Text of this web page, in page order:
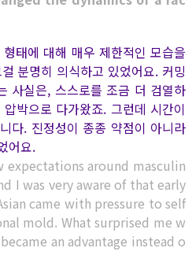
태에 대해 매우 제한적인 모습을
분명히 의식하고 있었어요. 커밍
사실은, 스스로를 조금 더 검열하
박으로 다가왔죠. 그런데 시간이
다. 진정성이 종종 약점이 아니라
어요.
around masculin
I was very aware of that early
came with pressure to self
mold. What surprised me w
an advantage instead o